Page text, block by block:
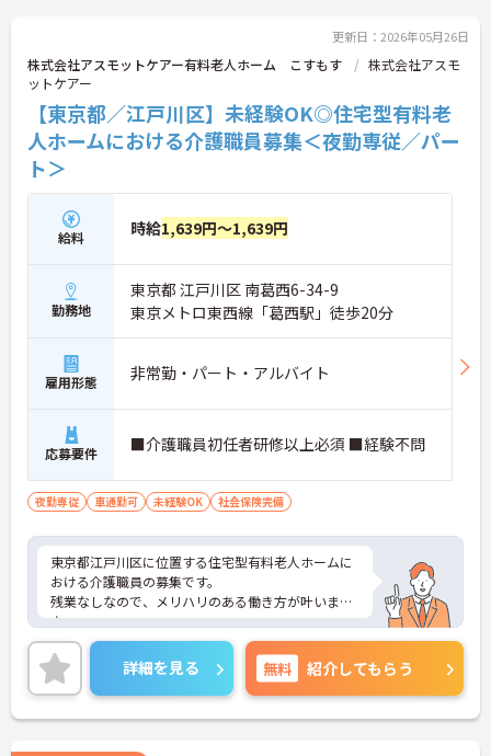
更新日：2026年05月26日
株式会社アスモットケアー有料老人ホーム こすもす
株式会社アスモ
ットケアー
【東京都／江戸川区】未経験OK◎住宅型有料老
人ホームにおける介護職員募集＜夜勤専従／パー
ト＞
給料 時給1,639円～1,639円
勤務地
東京都 江戸川区 南葛西6-34-9
東京メトロ東西線「葛西駅」徒歩20分
雇用形態 非常勤・パート・アルバイト
応募要件 ■介護職員初任者研修以上必須 ■経験不問
夜勤専従 車通勤可 未経験OK 社会保険完備
東京都江戸川区に位置する住宅型有料老人ホームに
おける介護職員の募集です。
残業なしなので、メリハリのある働き方が叶います
♪
交通費全額支給なので、通勤費用の心配が不要です
◎
ご興味のある方には面接ポイントをお伝えしますの
で、お気軽にお問い合わせください！
詳細を見る 無料 紹介してもらう